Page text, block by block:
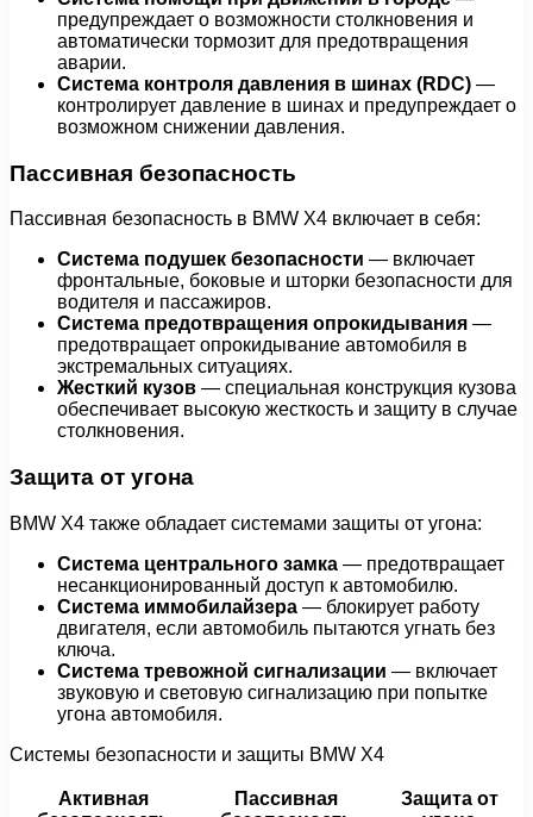
предупреждает о возможности столкновения и
автоматически тормозит для предотвращения
аварии.
Система контроля давления в шинах (RDC) —
контролирует давление в шинах и предупреждает о
возможном снижении давления.
Пассивная безопасность
Пассивная безопасность в BMW X4 включает в себя:
Система подушек безопасности — включает
фронтальные, боковые и шторки безопасности для
водителя и пассажиров.
Система предотвращения опрокидывания —
предотвращает опрокидывание автомобиля в
экстремальных ситуациях.
Жесткий кузов — специальная конструкция кузова
обеспечивает высокую жесткость и защиту в случае
столкновения.
Защита от угона
BMW X4 также обладает системами защиты от угона:
Система центрального замка — предотвращает
несанкционированный доступ к автомобилю.
Система иммобилайзера — блокирует работу
двигателя, если автомобиль пытаются угнать без
ключа.
Система тревожной сигнализации — включает
звуковую и световую сигнализацию при попытке
угона автомобиля.
Системы безопасности и защиты BMW X4
Активная
Пассивная
Защита от